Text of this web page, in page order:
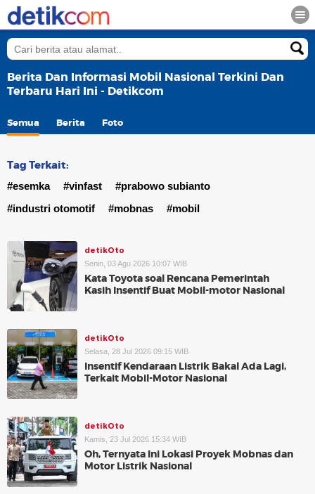
Berita Dan Informasi Mobil Nasional Terkini Dan
Terbaru Hari Ini - Detikcom
Semua Berita Foto
Tag Terkait:
#esemka #vinfast
#prabowo subianto
#industri otomotif
#mobnas #mobil
detikOto
Senin, 03 Agu 2026 10:07 WIB
Kata Toyota soal Rencana Pemerintah
Kasih Insentif Buat Mobil-motor Nasional
detikOto
Selasa, 28 Jul 2026 09:15 WIB
Insentif Kendaraan Listrik Bakal Ada Lagi,
Terkait Mobil-Motor Nasional
detikOto
Kamis, 23 Jul 2026 15:34 WIB
Oh, Ternyata Ini Lokasi Proyek Mobnas dan
Motor Listrik Nasional